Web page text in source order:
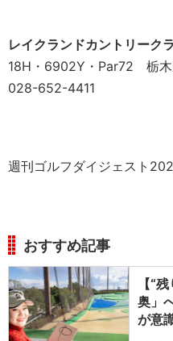
レイクランドカントリーク
18H・6902Y・Par72 栃
028-652-4411
週刊ゴルフダイジェスト
おすすめ記事
【“
奥」
が意